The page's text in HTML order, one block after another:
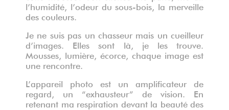
l’humidité, l’odeur du sous-bois, la merveille
des couleurs.
Je ne suis pas un chasseur mais un cueilleur
d’images. Elles sont là, je les trouve.
Mousses, lumière, écorce, chaque image est
une rencontre.
L’appareil photo est un amplificateur de
regard, un “exhausteur” de vision. En
retenant ma respiration devant la beauté des